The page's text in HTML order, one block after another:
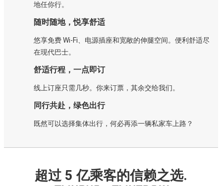
地任你行。
随时随地，悦享舒适
悠享免费 Wi-Fi、电源插座和宽敞的伸腿空间。便利舒适尽
在现代巴士。
舒适行程，一点即订
线上订座只需几秒。你来订票，其余交给我们。
同行共赴，绿色出行
既然可以选择集体出行，何必再添一辆私家车上路？
超过 5 亿乘客的信赖之选.